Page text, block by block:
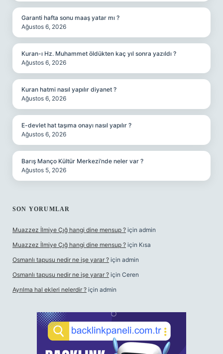
Garanti hafta sonu maaş yatar mı ?
Ağustos 6, 2026
Kuran-ı Hz. Muhammet öldükten kaç yıl sonra yazıldı ?
Ağustos 6, 2026
Kuran hatmi nasıl yapılır diyanet ?
Ağustos 6, 2026
E-devlet hat taşıma onayı nasıl yapılır ?
Ağustos 6, 2026
Barış Manço Kültür Merkezi’nde neler var ?
Ağustos 5, 2026
SON YORUMLAR
Muazzez İlmiye Çığ hangi dine mensup ? için admin
Muazzez İlmiye Çığ hangi dine mensup ? için Kısa
Osmanlı tapusu nedir ne işe yarar ? için admin
Osmanlı tapusu nedir ne işe yarar ? için Ceren
Ayrılma hal ekleri nelerdir ? için admin